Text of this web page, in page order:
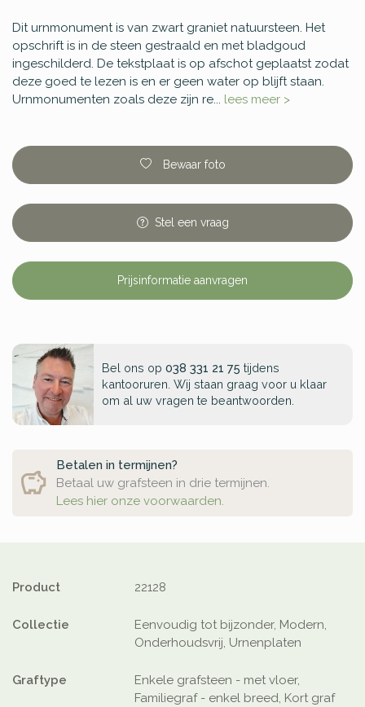
Dit urnmonument is van zwart graniet natuursteen. Het
opschrift is in de steen gestraald en met bladgoud
ingeschilderd. De tekstplaat is op afschot geplaatst zodat
deze goed te lezen is en er geen water op blijft staan.
Urnmonumenten zoals deze zijn re... lees meer >
Bewaar foto
Stel een vraag
Prijsinformatie aanvragen
Bel ons op 038 331 21 75 tijdens
kantooruren. Wij staan graag voor u klaar
om al uw vragen te beantwoorden.
Betalen in termijnen?
Betaal uw grafsteen in drie termijnen.
Lees hier onze voorwaarden.
Product 22128
Collectie
Eenvoudig tot bijzonder, Modern,
Onderhoudsvrij, Urnenplaten
Graftype
Enkele grafsteen - met vloer,
Familiegraf - enkel breed, Kort graf